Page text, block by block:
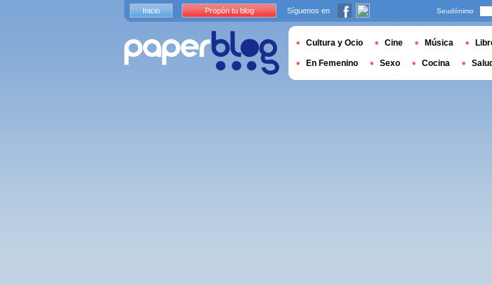
Inicio Propón tu blog Síguenos en Seudónimo
Cultura y Ocio Cine Música
En Femenino Sexo Cocina Salud